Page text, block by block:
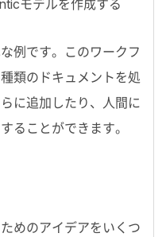
モデルを作成する
例です。このワークフ
類のドキュメントを処
に追加したり、人間に
ることができます。
めのアイデアをいくつ